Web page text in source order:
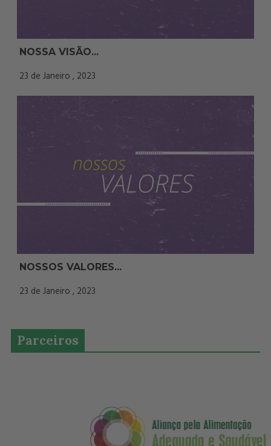
NOSSA VISÃO...
23 de Janeiro , 2023
NOSSOS VALORES...
23 de Janeiro , 2023
Parceiros